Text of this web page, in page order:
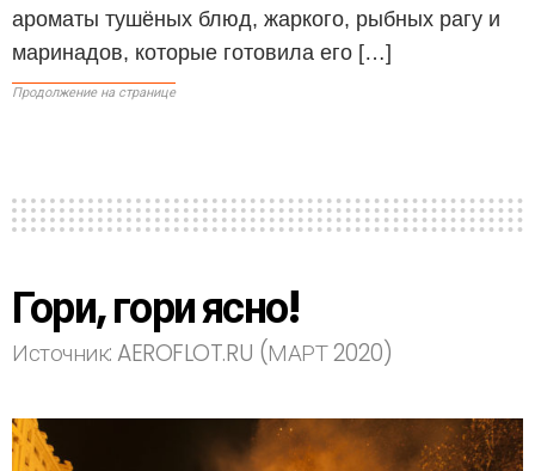
ароматы тушёных блюд, жаркого, рыбных рагу и
маринадов, которые готовила его […]
Продолжение на странице
Гори, гори ясно!
Источник: AEROFLOT.RU (МАРТ 2020)